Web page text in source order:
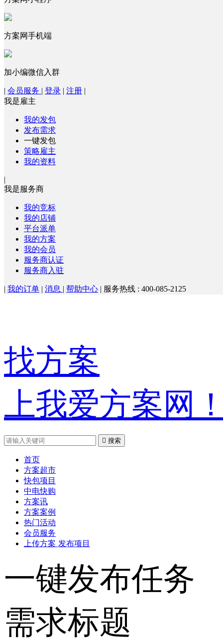
方案网手机端
加小编微信入群
| 会员服务 | 登录 | 注册 |
我是雇主
我的发包
发布需求
一键发包
策略雇主
我的资料
|
我是服务商
我的竞标
我的店铺
平台派单
我的方案
我的会员
服务商认证
服务商入驻
| 我的订单 | 消息 | 帮助中心 | 服务热线 : 400-085-2125
找方案
上我爱方案网
 搜索
首页
方案超市
快包项目
中电快购
方案讯
方案案例
热门活动
会员服务
上传方案 发布项目
一键发布任务
需求标题